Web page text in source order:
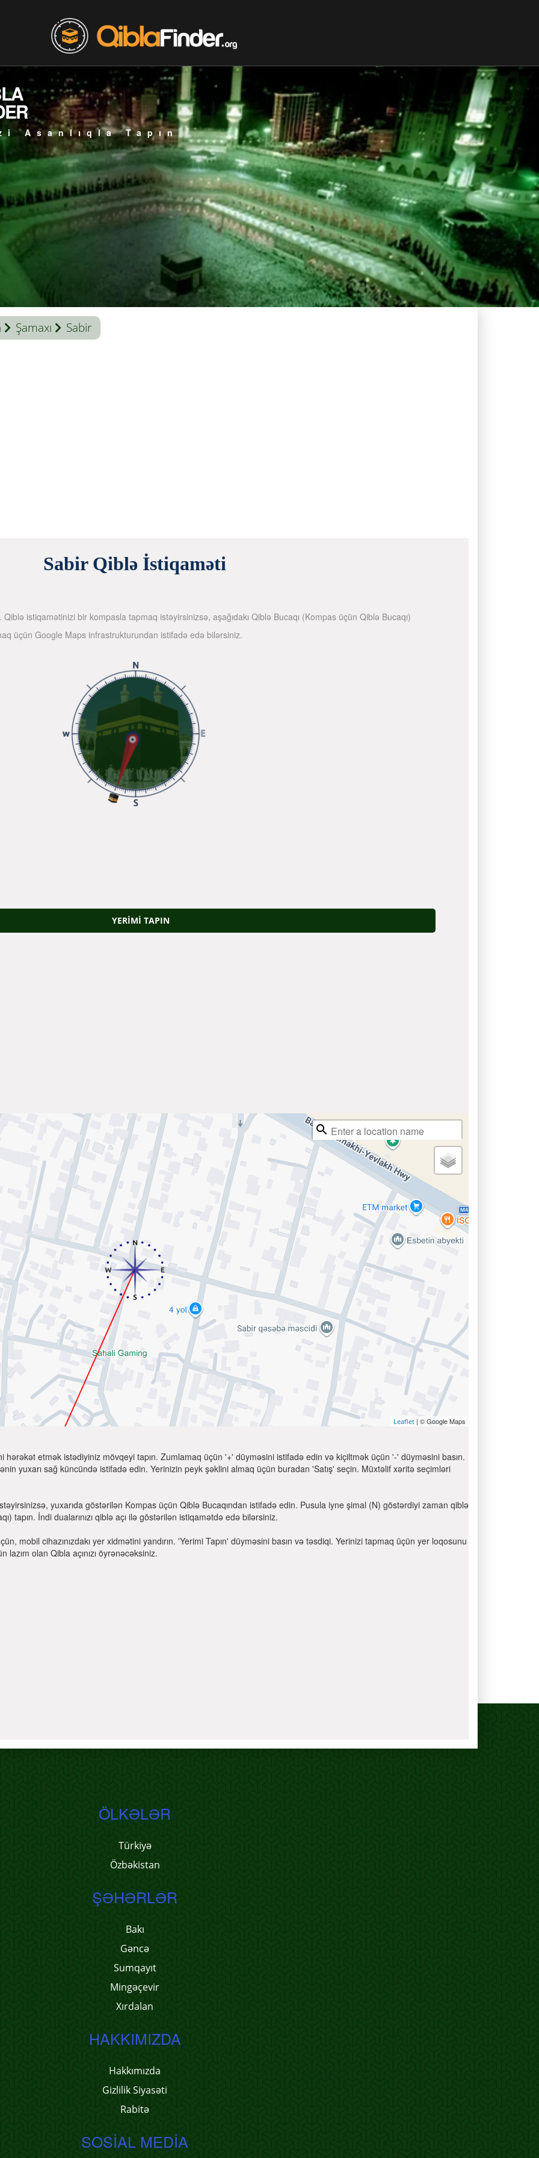
Asanlıqla Tapın
Şamaxı Sabir
Sabir Qiblə İstiqaməti
istiqamətinizi bir kompasla tapmaq istəyirsinizsə, aşağıdakı Qiblə Bucaqı (Kompas üçün Qiblə Bucaqı)
üçün Google Maps infrastrukturundan istifadə edə bilərsiniz.
YERIMI TAPIN
Leaflet | © Google Maps
etmək istədiyiniz mövqeyi tapın. Zumlamaq üçün '+' düyməsini istifadə edin və kiçiltmək üçün '-' düyməsini basın.
yuxarı sağ küncündə istifadə edin. Yerinizin peyk şəklini almaq üçün buradan 'Satış' seçin. Müxtəlif xəritə seçimləri
yuxarıda göstərilən Kompas üçün Qiblə Bucaqından istifadə edin. Pusula iyne şimal (N) göstərdiyi zaman qiblə
tapın. İndi dualarınızı qiblə açı ilə göstərilən istiqamətdə edə bilərsiniz.
mobil cihazınızdakı yer xidmətini yandırın. 'Yerimi Tapın' düyməsini basın və təsdiqi. Yerinizi tapmaq üçün yer loqosunu
olan Qibla açınızı öyrənəcəksiniz.
ÖLKƏLƏR
Türkiyə
Özbəkistan
ŞƏHƏRLƏR
Bakı
Gəncə
Sumqayıt
Mingəçevir
Xırdalan
HAKKIMIZDA
Hakkımızda
Gizlilik Siyasəti
Rabitə
SOSIAL MEDIA